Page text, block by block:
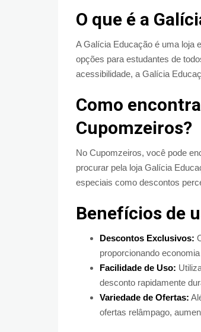
O que é a
A Galícia Educação é uma loja
opções para estudantes de
acessibilidade, a Galícia
Como
Cupomzeiros?
No Cupomzeiros, você pode
procurar pela loja Galícia
especiais como descontos
Benefícios de
Descontos Exclusivos:
proporcionando
Facilidade de Uso:
desconto rapidamente
Variedade de Ofertas:
ofertas relâmpago,